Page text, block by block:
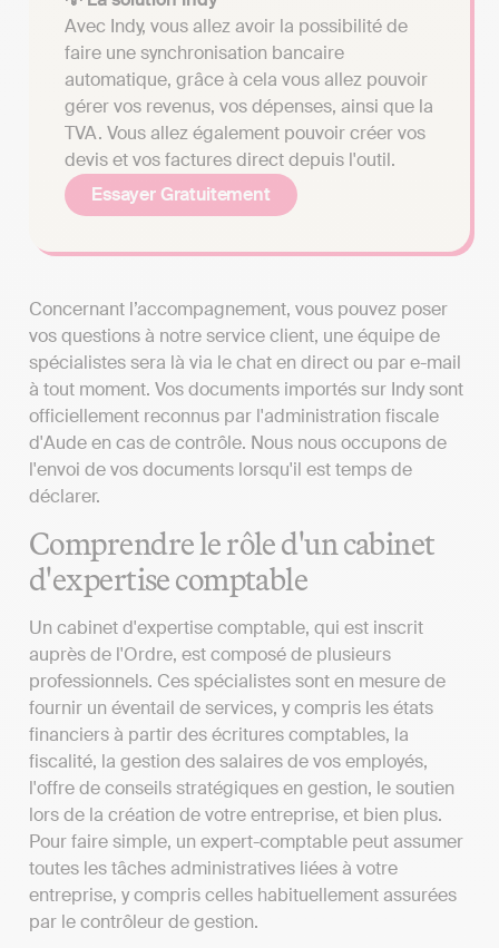
Avec Indy, vous allez avoir la possibilité de
faire une synchronisation bancaire
automatique, grâce à cela vous allez pouvoir
gérer vos revenus, vos dépenses, ainsi que la
TVA. Vous allez également pouvoir créer vos
devis et vos factures direct depuis l'outil.
Essayer Gratuitement
Concernant l’accompagnement, vous pouvez poser
vos questions à notre service client, une équipe de
spécialistes sera là via le chat en direct ou par e-mail
à tout moment. Vos documents importés sur Indy sont
officiellement reconnus par l'administration fiscale
d'Aude en cas de contrôle. Nous nous occupons de
l'envoi de vos documents lorsqu'il est temps de
déclarer.
Comprendre le rôle d'un cabinet
d'expertise comptable
Un cabinet d'expertise comptable, qui est inscrit
auprès de l'Ordre, est composé de plusieurs
professionnels. Ces spécialistes sont en mesure de
fournir un éventail de services, y compris les états
financiers à partir des écritures comptables, la
fiscalité, la gestion des salaires de vos employés,
l'offre de conseils stratégiques en gestion, le soutien
lors de la création de votre entreprise, et bien plus.
Pour faire simple, un expert-comptable peut assumer
toutes les tâches administratives liées à votre
entreprise, y compris celles habituellement assurées
par le contrôleur de gestion.